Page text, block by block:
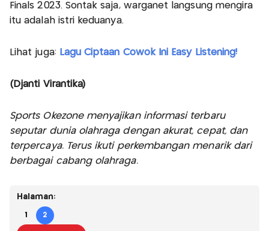
Finals 2023. Sontak saja, warganet langsung mengira
itu adalah istri keduanya.
Lihat juga: Lagu Ciptaan Cowok Ini Easy Listening!
(Djanti Virantika)
Sports Okezone menyajikan informasi terbaru
seputar dunia olahraga dengan akurat, cepat, dan
terpercaya. Terus ikuti perkembangan menarik dari
berbagai cabang olahraga.
Halaman:
1 2